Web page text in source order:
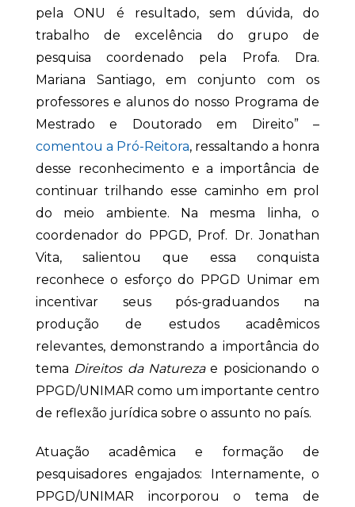
pela ONU é resultado, sem dúvida, do
trabalho de excelência do grupo de
pesquisa coordenado pela Profa. Dra.
Mariana Santiago, em conjunto com os
professores e alunos do nosso Programa de
Mestrado e Doutorado em Direito” –
comentou a Pró-Reitora, ressaltando a honra
desse reconhecimento e a importância de
continuar trilhando esse caminho em prol
do meio ambiente. Na mesma linha, o
coordenador do PPGD, Prof. Dr. Jonathan
Vita, salientou que essa conquista
reconhece o esforço do PPGD Unimar em
incentivar seus pós-graduandos na
produção de estudos acadêmicos
relevantes, demonstrando a importância do
tema Direitos da Naturezae posicionando o
PPGD/UNIMAR como um importante centro
de reflexão jurídica sobre o assunto no país.
Atuação acadêmica e formação de
pesquisadores engajados: Internamente, o
PPGD/UNIMAR incorporou o tema de